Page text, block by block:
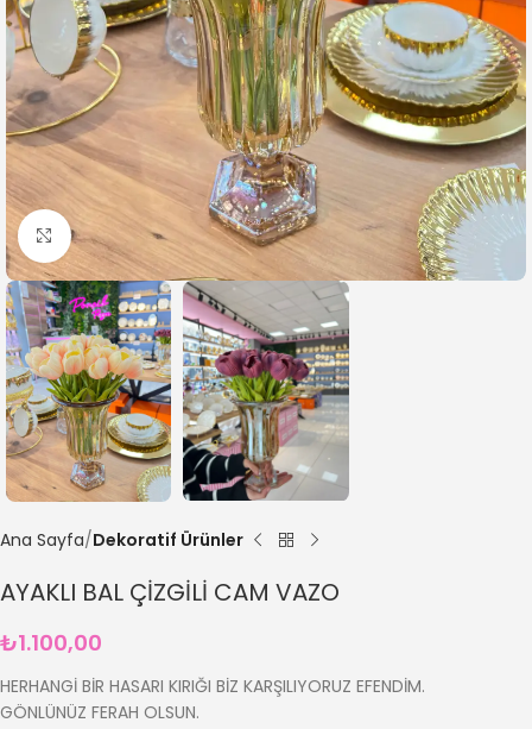
Büyütmek için tıklayın
Ana Sayfa Dekoratif Ürünler
AYAKLI BAL ÇİZGİLİ CAM VAZO
₺1.100,00
HERHANGİ BİR HASARI KIRIĞI BİZ KARŞILIYORUZ EFENDİM.
GÖNLÜNÜZ FERAH OLSUN.